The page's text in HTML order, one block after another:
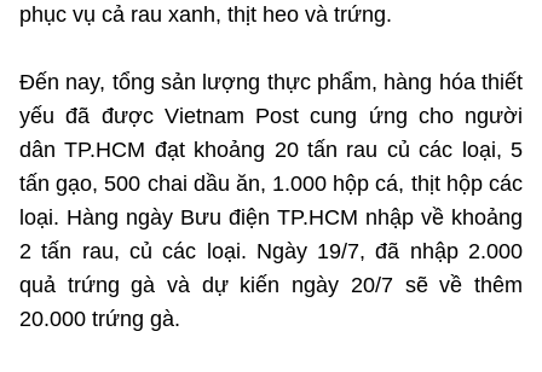
phục vụ cả rau xanh, thịt heo và trứng.
Đến nay, tổng sản lượng thực phẩm, hàng hóa thiết
yếu đã được Vietnam Post cung ứng cho người
dân TP.HCM đạt khoảng 20 tấn rau củ các loại, 5
tấn gạo, 500 chai dầu ăn, 1.000 hộp cá, thịt hộp các
loại. Hàng ngày Bưu điện TP.HCM nhập về khoảng
2 tấn rau, củ các loại. Ngày 19/7, đã nhập 2.000
quả trứng gà và dự kiến ngày 20/7 sẽ về thêm
20.000 trứng gà.